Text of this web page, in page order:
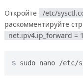
Откройте /etc/
раскомментируйте
net.ipv4.ip_forward = 1
sudo nano /etc/